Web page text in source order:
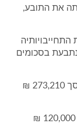
את התובע,
בסכומים
7.1 השבת סכום ההלוואה הראשונה בסך 273,210 ₪
7.2 השבת סכום ההלוואה השניה בסך 120,000 ₪